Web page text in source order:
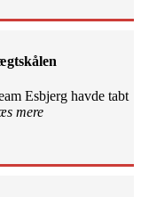
Esbjerg havde tabt
mere